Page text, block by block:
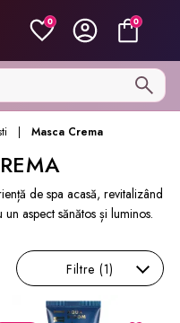
0 0
Masca Crema
de spa acasă, revitalizând
aspect sănătos și luminos.
Filtre (1)